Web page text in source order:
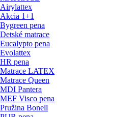
Airylattex
Akcia 1+1
Bygreen pena
Detské matrace
Eucalypto pena
Evolattex
HR pena
Matrace LATEX
Matrace Queen
MDI Pantera
MEF Visco pena
Pružina Bonell